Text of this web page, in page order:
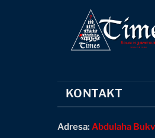
KONTAKT
Adresa: Abdulaha